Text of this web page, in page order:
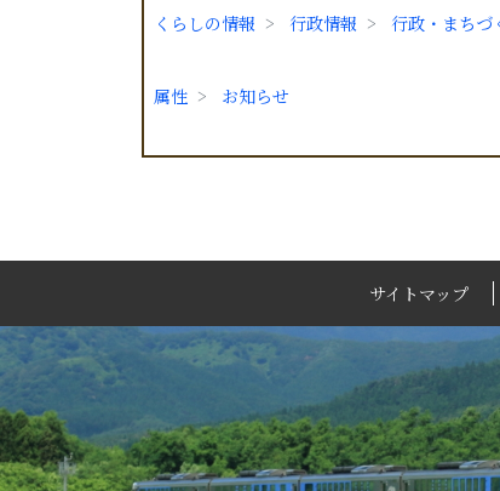
くらしの情報 行政情報 行政・まちづ
属性 お知らせ
サイトマップ